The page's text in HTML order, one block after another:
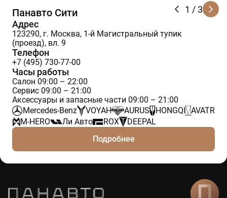
1 / 3
Панавто Сити
Адрес
123290, г. Москва, 1-й Магистральный тупик
(проезд), вл. 9
Телефон
+7 (495) 730-77-00
Часы работы
Салон 09:00 – 22:00
Сервис 09:00 – 21:00
Аксессуары и запасные части 09:00 – 21:00
Mercedes-Benz
VOYAH AURUS HONGQI
AVATR
M-HERO
Ли Авто ROX
DEEPAL
Подробнее